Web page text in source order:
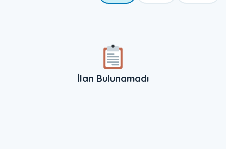
İlan Bulunamadı